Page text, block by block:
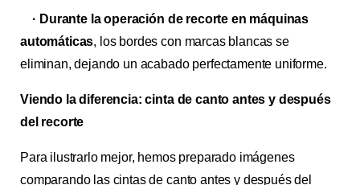
· Durante la operación de recorte en máquinas
automáticas, los bordes con marcas blancas se
eliminan, dejando un acabado perfectamente uniforme.
Viendo la diferencia: cinta de canto antes y después
del recorte
Para ilustrarlo mejor, hemos preparado imágenes
comparando las cintas de canto antes y después del